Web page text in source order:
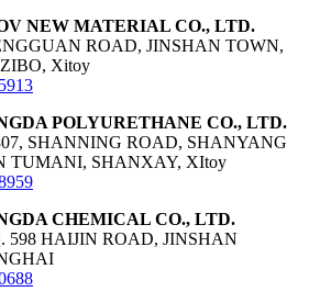
NEW MATERIAL CO., LTD.
ROAD, JINSHAN TOWN,
Xitoy
POLYURETHANE CO., LTD.
SHANNING ROAD, SHANYANG
TUMANI, SHANXAY, XItoy
CHEMICAL CO., LTD.
598 HAIJIN ROAD, JINSHAN